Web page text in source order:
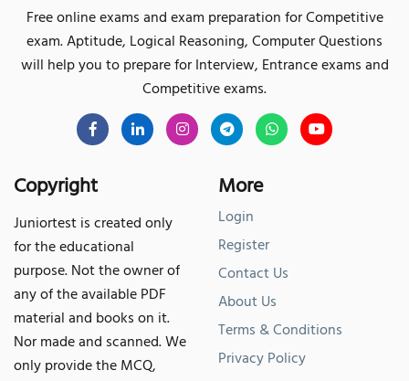
Free online exams and exam preparation for Competitive
exam. Aptitude, Logical Reasoning, Computer Questions
will help you to prepare for Interview, Entrance exams and
Competitive exams.
Copyright
Juniortest is created only
for the educational
purpose. Not the owner of
any of the available PDF
material and books on it.
Nor made and scanned. We
only provide the MCQ,
More
Login
Register
Contact Us
About Us
Terms & Conditions
Privacy Policy